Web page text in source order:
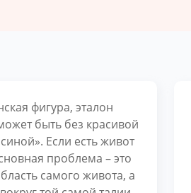
фигура, эталон
быть без красивой
Если есть живот
проблема – это
самого живота, а